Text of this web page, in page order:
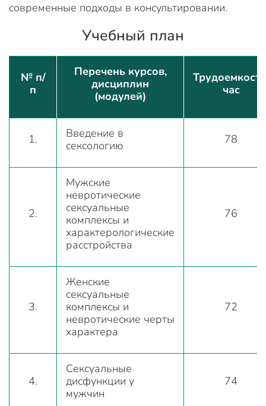
современные подходы в консультировании.
Учебный план
№ п/
п
Перечень курсов,
дисциплин
(модулей)
час
1.
Введение в
сексологию
78
2.
Мужские
невротические
сексуальные
комплексы и
характерологические
расстройства
76
3.
Женские
сексуальные
комплексы и
невротические черты
характера
72
4.
Сексуальные
дисфункции у
мужчин
74